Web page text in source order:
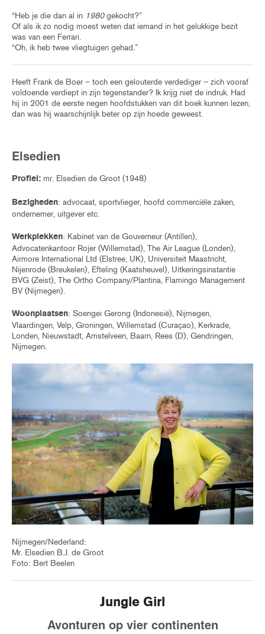
“Heb je die dan al in 1980gekocht?”
Of als ik zo nodig moest weten dat iemand in het gelukkige bezit
was van een Ferrari.
“Oh, ik heb twee vliegtuigen gehad.”
Heeft Frank de Boer – toch een gelouterde verdediger – zich vooraf
voldoende verdiept in zijn tegenstander? Ik krijg niet de indruk. Had
hij in 2001 de eerste negen hoofdstukken van dit boek kunnen lezen,
dan was hij waarschijnlijk beter op zijn hoede geweest.
Elsedien
Profiel: mr. Elsedien de Groot (1948)
Bezigheden: advocaat, sportvlieger, hoofd commerciële zaken,
ondernemer, uitgever etc.
Werkplekken: Kabinet van de Gouverneur (Antillen),
Advocatenkantoor Rojer (Willemstad), The Air League (Londen),
Airmore International Ltd (Elstree, UK), Universiteit Maastricht,
Nijenrode (Breukelen), Efteling (Kaatsheuvel), Uitkeringsinstantie
BVG (Zeist), The Ortho Company/Plantina, Flamingo Management
BV (Nijmegen).
Woonplaatsen: Soengei Gerong (Indonesië), Nijmegen,
Vlaardingen, Velp, Groningen, Willemstad (Curaçao), Kerkrade,
Londen, Nieuwstadt, Amstelveen, Baarn, Rees (D), Gendringen,
Nijmegen.
Nijmegen/Nederland:
Mr. Elsedien B.J. de Groot
Foto: Bert Beelen
Jungle Girl
Avonturen op vier continenten